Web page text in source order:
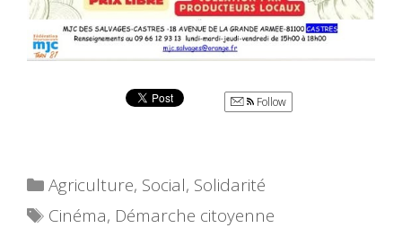
Follow
Catégories
Agriculture, Social, Solidarité
Étiquettes
Cinéma, Démarche citoyenne